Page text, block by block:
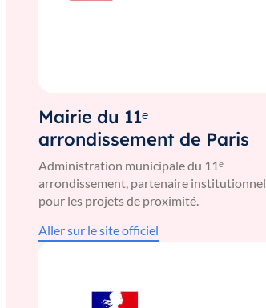
Mairie du 11ᵉ
arrondissement de Paris
Administration municipale du 11ᵉ
arrondissement, partenaire institutionnel
pour les projets de proximité.
Aller sur le site officiel